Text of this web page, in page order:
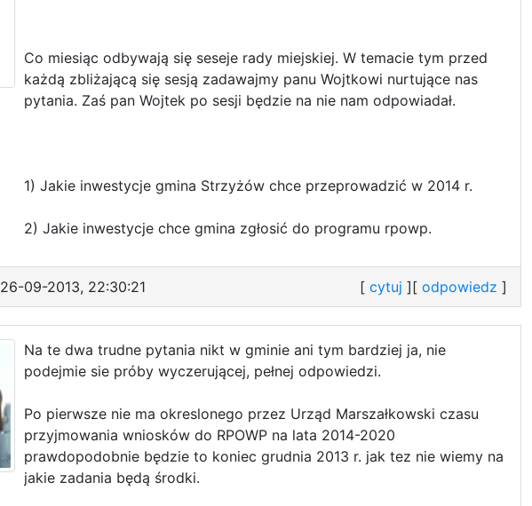
Co miesiąc odbywają się seseje rady miejskiej. W temacie tym przed
każdą zbliżającą się sesją zadawajmy panu Wojtkowi nurtujące nas
pytania. Zaś pan Wojtek po sesji będzie na nie nam odpowiadał.
1) Jakie inwestycje gmina Strzyżów chce przeprowadzić w 2014 r.
2) Jakie inwestycje chce gmina zgłosić do programu rpowp.
26-09-2013, 22:30:21 [ cytuj ][ odpowiedz ]
Na te dwa trudne pytania nikt w gminie ani tym bardziej ja, nie
podejmie sie próby wyczerującej, pełnej odpowiedzi.
Po pierwsze nie ma okreslonego przez Urząd Marszałkowski czasu
przyjmowania wniosków do RPOWP na lata 2014-2020
prawdopodobnie będzie to koniec grudnia 2013 r. jak tez nie wiemy na
jakie zadania będą środki.